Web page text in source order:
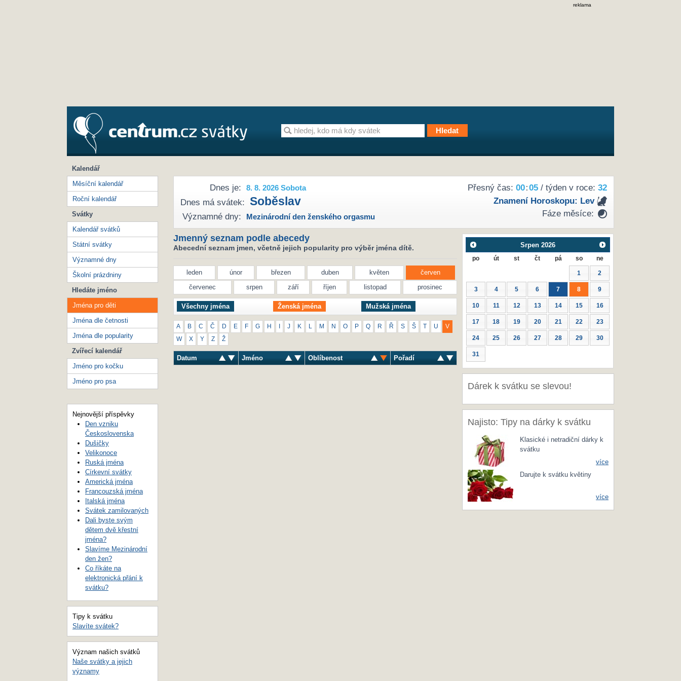
reklama
Přesný čas: 00:05/ týden v roce: 32
Znamení Horoskopu: Lev
Fáze měsíce:
Dnes je: 8. 8. 2026 Sobota
Dnes má svátek: Soběslav
Významné dny: Mezinárodní den ženského orgasmu
Jmenný seznam podle abecedy
Abecední seznam jmen, včetně jejich popularity pro výběr jména dítě.
leden únor březen duben květen
červen
červenec
srpen září říjen listopad prosinec
Všechny jména Ženská jména Mužská jména
A B C Č D E F G H J K M N O P Q R Ř S Š T U V
W X Y Z Ž
Datum Jméno Oblíbenost Pořadí
Srpen 2026
po út st čt pá so ne
1 2
3 4 5 6 7 8 9
10 11 12 13 14 15 16
17 18 19 20 21 22 23
24 25 26 27 28 29 30
31
Dárek k svátku se slevou!
Najisto: Tipy na dárky k svátku
Klasické i netradiční dárky k
svátku
více
Darujte k svátku květiny
více
Kalendář
Měsíční kalendář
Roční kalendář
Svátky
Kalendář svátků
Státní svátky
Významné dny
Školní prázdniny
Hledáte jméno
Jména pro děti
Jména dle četnosti
Jména dle popularity
Zvířecí kalendář
Jméno pro kočku
Jméno pro psa
Nejnovější příspěvky
Den vzniku
Československa
Dušičky
Velikonoce
Ruská jména
Církevní svátky
Americká jména
Francouzská jména
Italská jména
Svátek zamilovaných
Dali byste svým
dětem dvě křestní
jména?
Slavíme Mezinárodní
den žen?
Co říkáte na
elektronická přání k
svátku?
Tipy k svátku
Slavíte svátek?
Význam našich svátků
Naše svátky a jejich
významy